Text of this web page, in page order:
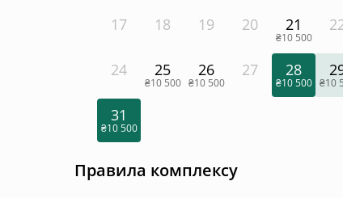
17 18 19 20 21
₴10 500
24 25
₴10 500
26
₴10 500
27 28
₴10 500 ₴10
31
₴10 500
Правила комплексу